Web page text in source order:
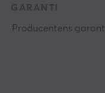
GARANTI
Producentens garanti